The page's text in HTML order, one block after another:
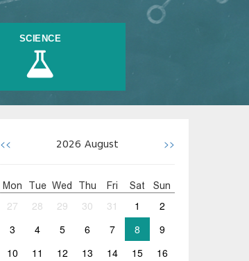
SCIENCE
<< 2026 August >>
Mon Tue Wed Thu Fri Sat Sun
27 28 29 30 31 1
2
3
4 5 6 7 8
9
10
11 12 13 14 15
16